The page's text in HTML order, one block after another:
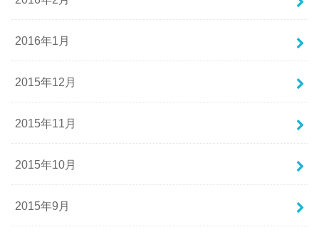
2016年1月
2015年12月
2015年11月
2015年10月
2015年9月